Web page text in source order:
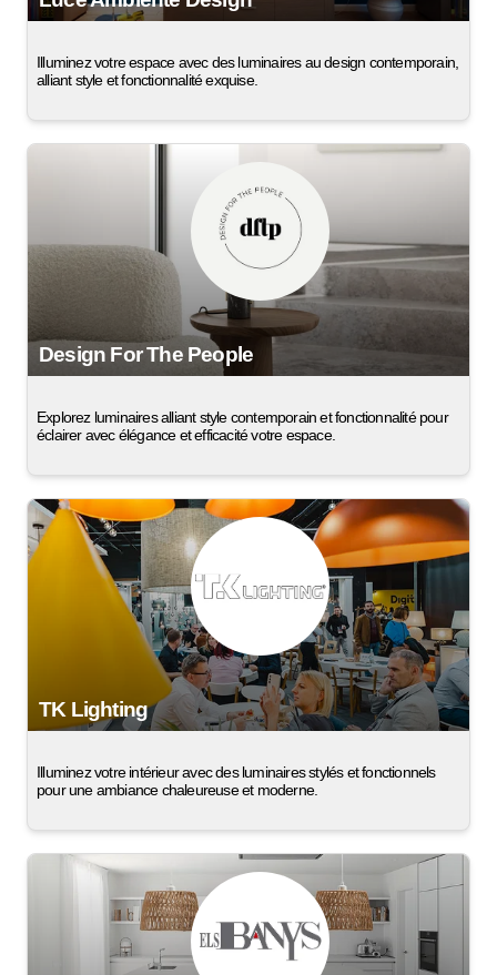
Illuminez votre espace avec des luminaires au design contemporain,
alliant style et fonctionnalité exquise.
Design For The People
Explorez luminaires alliant style contemporain et fonctionnalité pour
éclairer avec élégance et efficacité votre espace.
TK Lighting
Illuminez votre intérieur avec des luminaires stylés et fonctionnels
pour une ambiance chaleureuse et moderne.